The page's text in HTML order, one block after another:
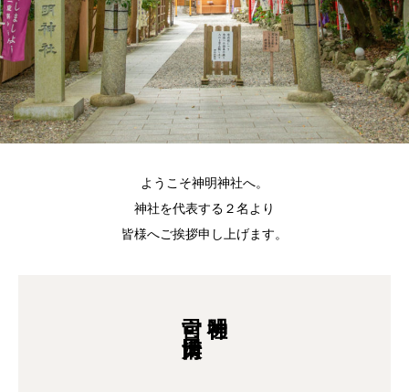
ようこそ神明神社へ。
神社を代表する２名より
皆様へご挨拶申し上げます。